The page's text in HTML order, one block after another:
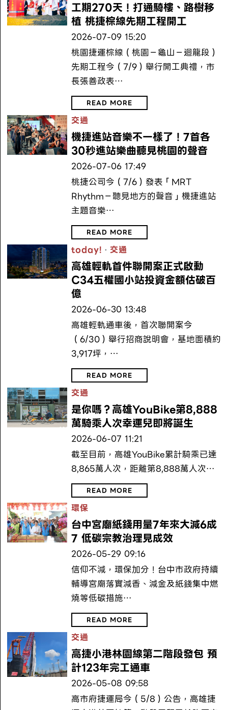
工期270天！打通騎樓、路樹移
植 桃捷棕線先期工程開工
2026-07-09 15:20
桃園捷運棕線（桃園－龜山－迴龍段）
先期工程今（7/9）舉行開工典禮，市
長張善政表…
READ MORE
交通
機捷進站音樂不一樣了！7首各
30秒進站樂曲聽見桃園的聲音
2026-07-06 17:49
桃捷公司今（7/6）發表「MRT
Rhythm－聽見地方的聲音」機捷進站
主題音樂…
READ MORE
today! · 交通
高雄輕軌首件聯開案正式啟動
C34五權國小站投資金額估破百
億
2026-06-30 13:48
高雄輕軌通車後，首次聯開案今
（6/30）舉行招商說明會，基地面積約
3,917坪，…
READ MORE
交通
是你嗎？高雄YouBike第8,888
萬騎乘人次幸運兒即將誕生
2026-06-07 11:21
截至目前，高雄YouBike累計騎乘已達
8,865萬人次，距離第8,888萬人次…
READ MORE
環保
台中宮廟紙錢用量7年來大減6成
7 低碳宗教治理見成效
2026-05-29 09:16
信仰不減，環保加分！台中市政府持續
輔導宮廟落實減香、減金及紙錢集中燃
燒等低碳措施…
READ MORE
交通
高捷小港林園線第二階段發包 預
計123年完工通車
2026-05-08 09:58
高市府捷運局今（5/8）公告，高雄捷